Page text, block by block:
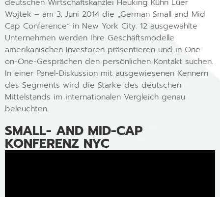
deutschen Wirtschaftskanzlei Heuking Kühn Lüer
Wojtek – am 3. Juni 2014 die „German Small and Mid
Cap Conference“ in New York City. 12 ausgewählte
Unternehmen werden Ihre Geschäftsmodelle
amerikanischen Investoren präsentieren und in One-
on-One-Gesprächen den persönlichen Kontakt suchen.
In einer Panel-Diskussion mit ausgewiesenen Kennern
des Segments wird die Stärke des deutschen
Mittelstands im internationalen Vergleich genau
beleuchten.
SMALL- AND MID-CAP
KONFERENZ NYC